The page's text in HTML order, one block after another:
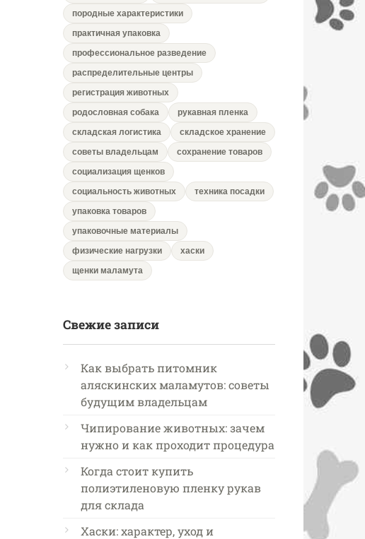
породные характеристики
практичная упаковка
профессиональное разведение
распределительные центры
регистрация животных
родословная собака
рукавная пленка
складская логистика
складское хранение
советы владельцам
сохранение товаров
социализация щенков
социальность животных
техника посадки
упаковка товаров
упаковочные материалы
физические нагрузки
хаски
щенки маламута
Свежие записи
Как выбрать питомник
аляскинских маламутов: советы
будущим владельцам
Чипирование животных: зачем
нужно и как проходит процедура
Когда стоит купить
полиэтиленовую пленку рукав
для склада
Хаски: характер, уход и